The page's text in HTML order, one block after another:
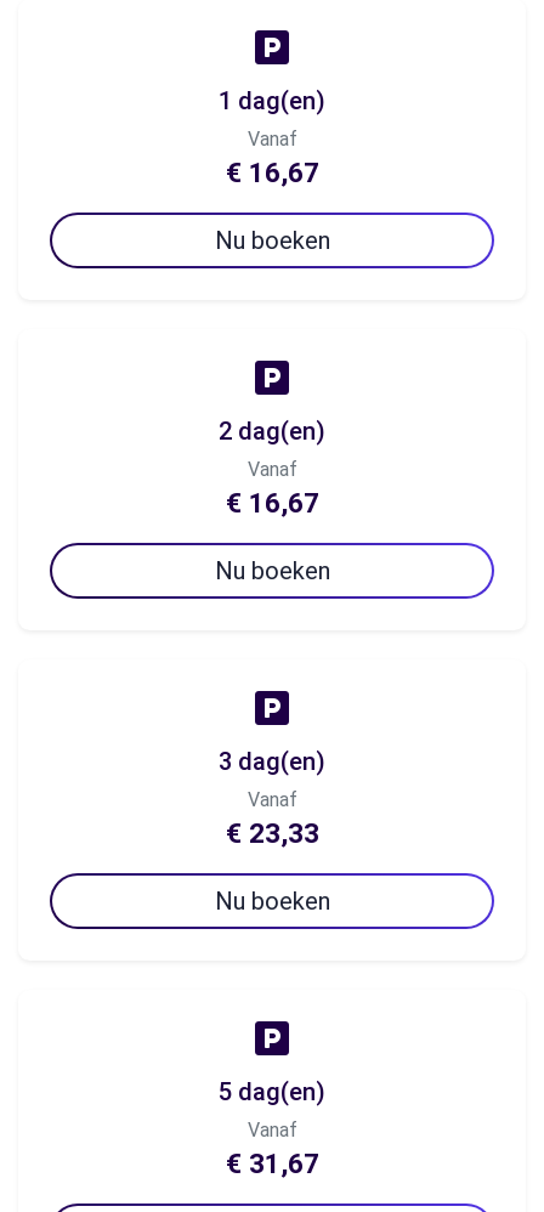
1 dag(en)
Vanaf
€ 16,67
Nu boeken
2 dag(en)
Vanaf
€ 16,67
Nu boeken
3 dag(en)
Vanaf
€ 23,33
Nu boeken
5 dag(en)
Vanaf
€ 31,67